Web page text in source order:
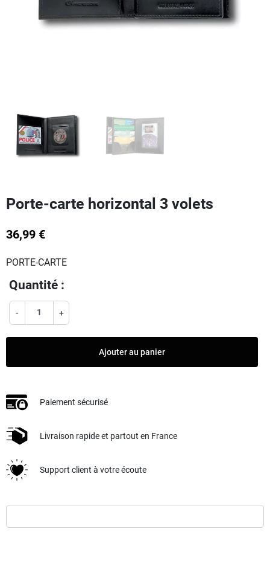
Porte-carte horizontal 3 volets
36,99 €
PORTE-CARTE
Quantité :
- +
Ajouter au panier
Paiement sécurisé
Livraison rapide et partout en France
Support client à votre écoute